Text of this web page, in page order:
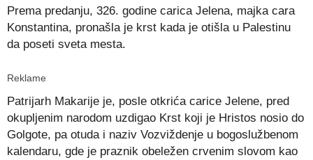
Prema predanju, 326. godine carica Jelena, majka cara
Konstantina, pronašla je krst kada je otišla u Palestinu
da poseti sveta mesta.
Reklame
Patrijarh Makarije je, posle otkrića carice Jelene, pred
okupljenim narodom uzdigao Krst koji je Hristos nosio do
Golgote, pa otuda i naziv Vozviždenje u bogoslužbenom
kalendaru, gde je praznik obeležen crvenim slovom kao